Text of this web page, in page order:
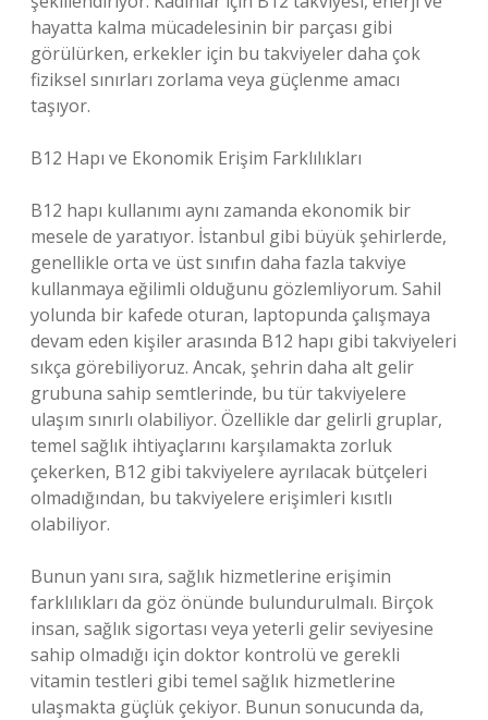
hayatta kalma mücadelesinin bir parçası gibi
görülürken, erkekler için bu takviyeler daha çok
fiziksel sınırları zorlama veya güçlenme amacı
taşıyor.
B12 Hapı ve Ekonomik Erişim Farklılıkları
B12 hapı kullanımı aynı zamanda ekonomik bir
mesele de yaratıyor. İstanbul gibi büyük şehirlerde,
genellikle orta ve üst sınıfın daha fazla takviye
kullanmaya eğilimli olduğunu gözlemliyorum. Sahil
yolunda bir kafede oturan, laptopunda çalışmaya
devam eden kişiler arasında B12 hapı gibi takviyeleri
sıkça görebiliyoruz. Ancak, şehrin daha alt gelir
grubuna sahip semtlerinde, bu tür takviyelere
ulaşım sınırlı olabiliyor. Özellikle dar gelirli gruplar,
temel sağlık ihtiyaçlarını karşılamakta zorluk
çekerken, B12 gibi takviyelere ayrılacak bütçeleri
olmadığından, bu takviyelere erişimleri kısıtlı
olabiliyor.
Bunun yanı sıra, sağlık hizmetlerine erişimin
farklılıkları da göz önünde bulundurulmalı. Birçok
insan, sağlık sigortası veya yeterli gelir seviyesine
sahip olmadığı için doktor kontrolü ve gerekli
vitamin testleri gibi temel sağlık hizmetlerine
ulaşmakta güçlük çekiyor. Bunun sonucunda da,